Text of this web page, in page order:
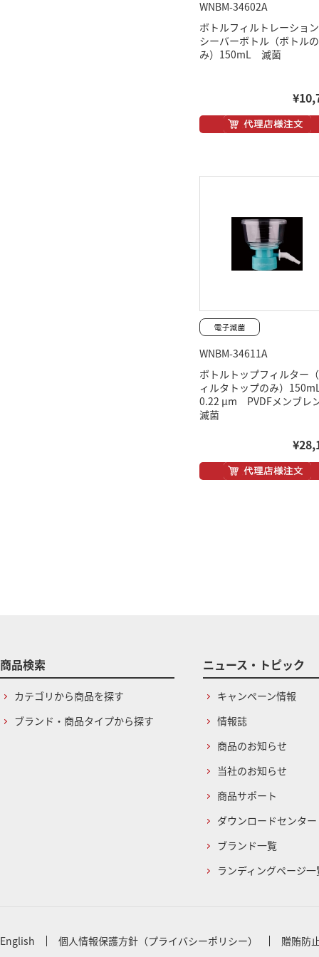
WNBM-34602A
ボトルフィルトレーショ
シーバーボトル（ボトルの
み）150mL 滅菌
WNBM-34611A
ボトルトップフィルター
ィルタトップのみ）
0.22 μm PVDFメンブ
滅菌
商品検索
カテゴリから商品を探す
ブランド・商品タイプから探す
ニュース・トピック
キャンペーン情報
情報誌
商品のお知らせ
当社のお知らせ
商品サポート
ダウンロードセンター
ブランド一覧
ランディングページ一
English 個人情報保護方針（プライバシーポリシー） 贈賄防